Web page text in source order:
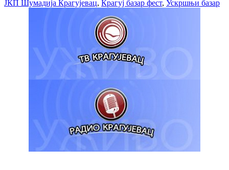
ЈКП Шумадија Крагујевац, Крагуј базар фест, Ускршњи базар